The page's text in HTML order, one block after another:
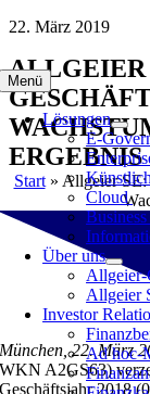
Zum
springen
Menü
Lösungen
E-
Cloud
Über uns
Allgeier-
Allgeier
Investor
Ad hoc-
22. März 2019
ERGEBNIS
Start» Allgeier SE:
München, 22. März
WKN A2GS63)
Geschäftsjahr 2018